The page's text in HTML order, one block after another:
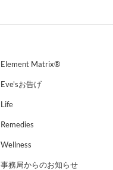
Element Matrix®
Eve'sお告げ
Life
Remedies
Wellness
事務局からのお知らせ